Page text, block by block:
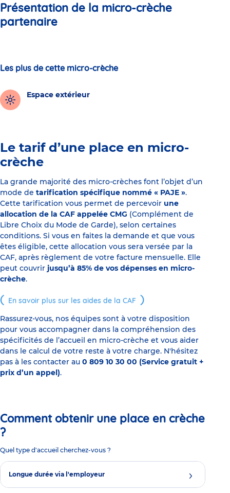
Présentation de la micro-crèche
partenaire
Les plus de cette micro-crèche
Espace extérieur
Le tarif d’une place en micro-
crèche
La grande majorité des micro-crèches font l’objet d’un
mode de tarification spécifique nommé « PAJE ».
Cette tarification vous permet de percevoir une
allocation de la CAF appelée CMG (Complément de
Libre Choix du Mode de Garde), selon certaines
conditions. Si vous en faites la demande et que vous
êtes éligible, cette allocation vous sera versée par la
CAF, après règlement de votre facture mensuelle. Elle
peut couvrir jusqu’à 85% de vos dépenses en micro-
crèche.
En savoir plus sur les aides de la CAF
Rassurez-vous, nos équipes sont à votre disposition
pour vous accompagner dans la compréhension des
spécificités de l’accueil en micro-crèche et vous aider
dans le calcul de votre reste à votre charge. N'hésitez
pas à les contacter au 0 809 10 30 00 (Service gratuit +
prix d’un appel).
Comment obtenir une place en crèche
?
Quel type d'accueil cherchez-vous ?
Longue durée via l'employeur